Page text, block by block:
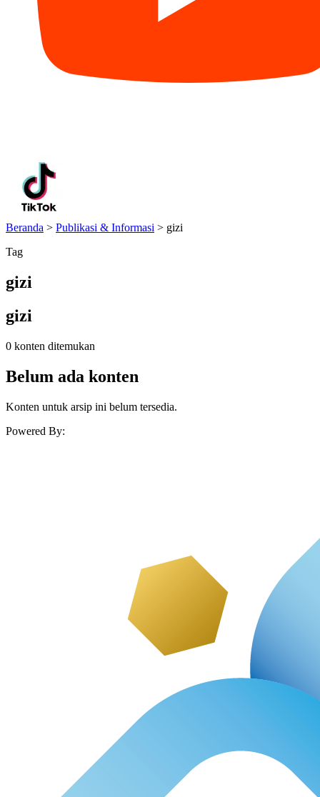
Beranda > Publikasi & Informasi > gizi
Tag
gizi
gizi
0 konten ditemukan
Belum ada konten
Konten untuk arsip ini belum tersedia.
Powered By: